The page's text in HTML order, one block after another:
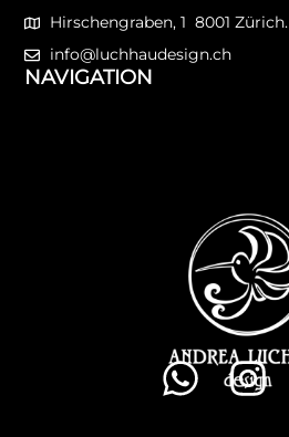
Hirschengraben, 1 8001 Zürich.
info@luchhaudesign.ch
NAVIGATION